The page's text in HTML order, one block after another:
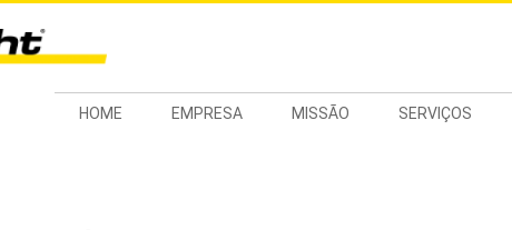
HOME EMPRESA MISSÃO SERVIÇOS